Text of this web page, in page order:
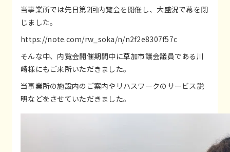
当事業所では先日第2回内覧会を開催し、大盛況で幕を閉
じました。
https://note.com/rw_soka/n/n2f2e8307f57c
そんな中、内覧会開催期間中に草加市議会議員である川
崎様にもご来所いただきました。
当事業所の施設内のご案内やリハスワークのサービス説
明などをさせていただきました。